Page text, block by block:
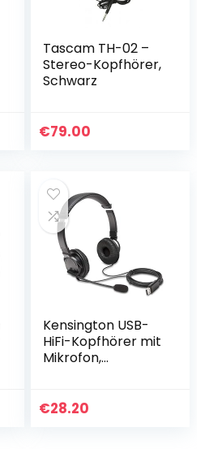
Tascam TH-02 –
Stereo-Kopfhörer,
Schwarz
€79.00
Kensington USB-
HiFi-Kopfhörer mit
Mikrofon,
Einstellbares
€28.20